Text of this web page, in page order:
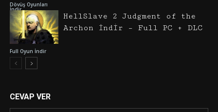
Dövüş Oyunları
İndir
Full Oyun İndir
HellSlave 2 Judgment of the
Archon İndir – Full PC + DLC
CEVAP VER